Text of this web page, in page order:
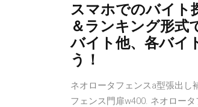
スマホでのバイト
＆ランキング形式
バイト他、各バイ
う！
ネオロータフェンスa型張出し
フェンス門扉w400. ネオロー